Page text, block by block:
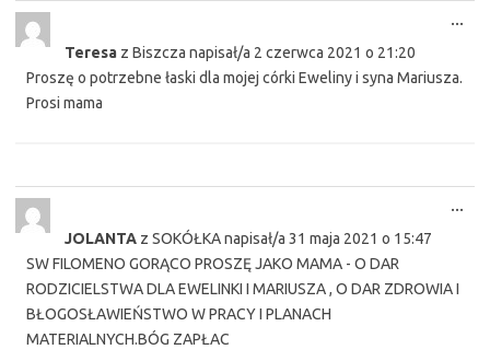
Teresa z Biszcza napisał/a 2 czerwca 2021 o 21:20
Proszę o potrzebne łaski dla mojej córki Eweliny i syna Mariusza.
Prosi mama
...
JOLANTA z SOKÓŁKAnapisał/a 31 maja 2021 o 15:47
SW FILOMENO GORĄCO PROSZĘ JAKO MAMA - O DAR
RODZICIELSTWA DLA EWELINKI I MARIUSZA , O DAR ZDROWIA I
BŁOGOSŁAWIEŃSTWO W PRACY I PLANACH
MATERIALNYCH.BÓG ZAPŁAC
...